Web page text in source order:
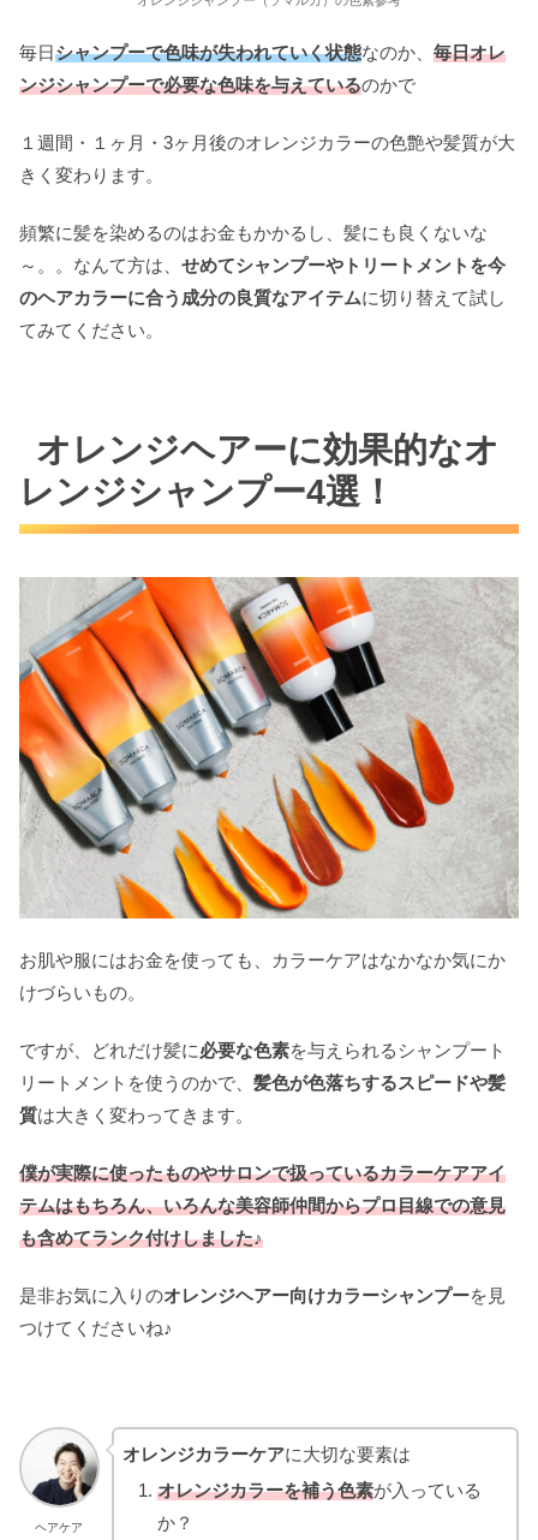
毎日シャンプーで色味が失われていく状態なのか、 毎日オレ
ンジシャンプーで必要な色味を与えているのかで
１週間・１ヶ月・3ヶ月後のオレンジカラーの色艶や髪質が大
きく変わります。
頻繁に髪を染めるのはお金もかかるし、髪にも良くないな
～。。なんて方は、 せめてシャンプーやトリートメントを今
のヘアカラーに合う成分の良質なアイテムに切り替えて試し
てみてください。
オレンジヘアーに効果的なオ
レンジシャンプー4選！
お肌や服にはお金を使っても、カラーケアはなかなか気にか
けづらいもの。
ですが、どれだけ髪に必要な色素を与えられるシャンプート
リートメントを使うのかで、 髪色が色落ちするスピードや髪
質は大きく変わってきます。
僕が実際に使ったものやサロンで扱っているカラーケアアイ
テムはもちろん、いろんな美容師仲間からプロ目線での意見
も含めてランク付けしました♪
是非お気に入りのオレンジヘアー向けカラーシャンプーを見
つけてくださいね♪
ヘアケア
オレンジカラーケアに大切な要素は
オレンジカラーを補う色素が入っている
か？